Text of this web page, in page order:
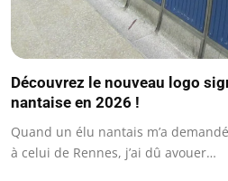
Découvrez le nouveau logo
nantaise en 2026 !
Quand un élu nantais m’a
à celui de Rennes, j’ai dû avouer…